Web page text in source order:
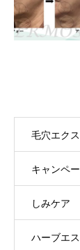
毛穴エク
キャンペ
しみケア
ハーブエ